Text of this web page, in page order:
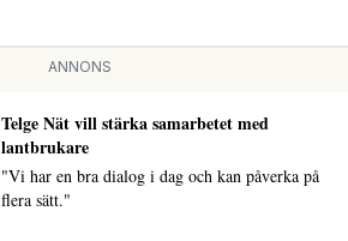
ANNONS
Telge Nät vill stärka samarbetet med
lantbrukare
"Vi har en bra dialog i dag och kan påverka på
flera sätt."